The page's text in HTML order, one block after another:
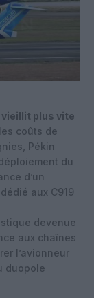
plus vite
coûts de
Pékin
du
d’un
aux C919
devenue
aux chaînes
l’avionneur
duopole